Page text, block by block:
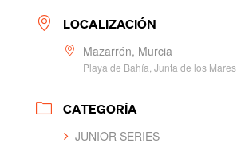
LOCALIZACIÓN
Mazarrón, Murcia
Playa de Bahía, Junta de los Mares
CATEGORÍA
JUNIOR SERIES